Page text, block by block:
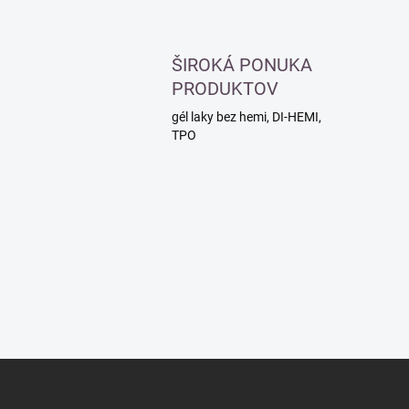
ŠIROKÁ PONUKA
PRODUKTOV
gél laky bez hemi, DI-HEMI,
TPO